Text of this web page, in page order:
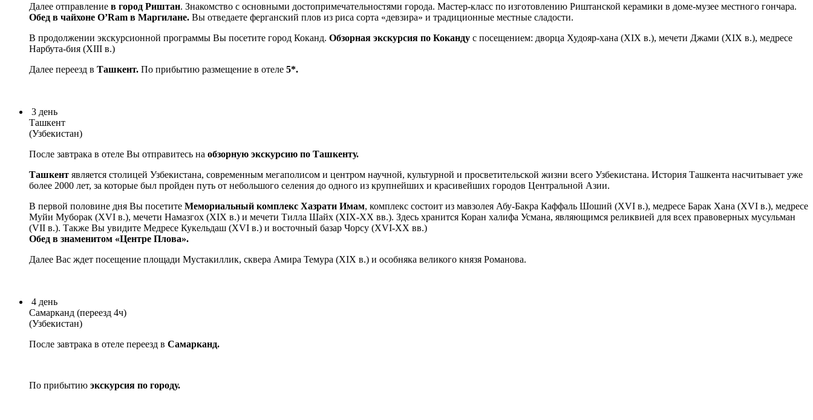
Далее отправление в город Риштан. Знакомство с основными достопримечательностями города. Мастер-класс по изготовлению Риштанской керамики в доме-музее местного гончара.
Обед в чайхоне O’Ram в Маргилане. Вы отведаете ферганский плов из риса сорта «девзира» и традиционные местные сладости.
В продолжении экскурсионной программы Вы посетите город Коканд. Обзорная экскурсия по Коканду с посещением: дворца Худояр-хана (XIX в.), мечети Джами (XIX в.), медресе
Нарбута-бия (XIII в.)
Далее переезд в Ташкент. По прибытию размещение в отеле 5*.
3 день
Ташкент
(Узбекистан)
После завтрака в отеле Вы отправитесь на обзорную экскурсию по Ташкенту.
Ташкент является столицей Узбекистана, современным мегаполисом и центром научной, культурной и просветительской жизни всего Узбекистана. История Ташкента насчитывает уже
более 2000 лет, за которые был пройден путь от небольшого селения до одного из крупнейших и красивейших городов Центральной Азии.
В первой половине дня Вы посетите Мемориальный комплекс Хазрати Имам, комплекс состоит из мавзолея Абу-Бакра Каффаль Шоший (XVI в.), медресе Барак Хана (XVI в.), медресе
Муйи Муборак (XVI в.), мечети Намазгох (XIX в.) и мечети Тилла Шайх (XIX-XX вв.). Здесь хранится Коран халифа Усмана, являющимся реликвией для всех правоверных мусульман
(VII в.). Также Вы увидите Медресе Кукельдаш (XVI в.) и восточный базар Чорсу (XVI-XX вв.)
Обед в знаменитом «Центре Плова».
Далее Вас ждет посещение площади Мустакиллик, сквера Амира Темура (XIX в.) и особняка великого князя Романова.
4 день
Самарканд (переезд 4ч)
(Узбекистан)
После завтрака в отеле переезд в Самарканд.
По прибытию экскурсия по городу.